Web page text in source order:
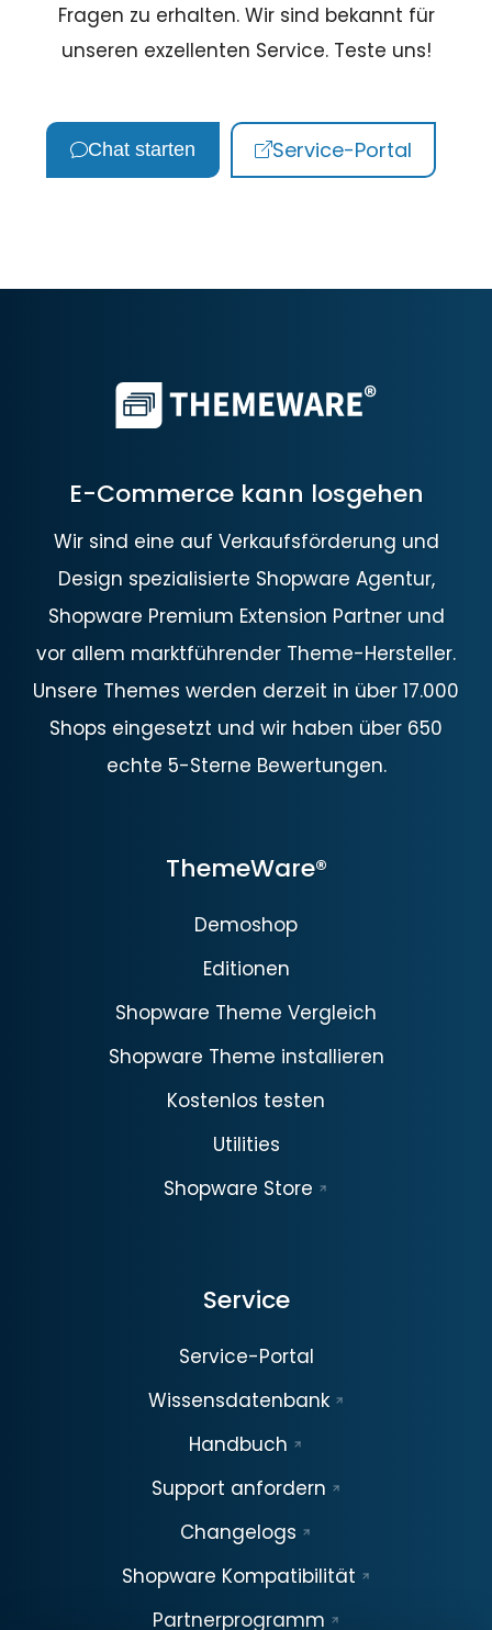
Fragen zu erhalten. Wir sind bekannt für
unseren exzellenten Service. Teste uns!
Chat starten Service-Portal
E-Commerce kann losgehen
Wir sind eine auf Verkaufsförderung und
Design spezialisierte Shopware Agentur,
Shopware Premium Extension Partner und
vor allem marktführender Theme-Hersteller.
Unsere Themes werden derzeit in über 17.000
Shops eingesetzt und wir haben über 650
echte 5-Sterne Bewertungen.
ThemeWare®
Demoshop
Editionen
Shopware Theme Vergleich
Shopware Theme installieren
Kostenlos testen
Utilities
Shopware Store
Service
Service-Portal
Wissensdatenbank
Handbuch
Support anfordern
Changelogs
Shopware Kompatibilität
Partnerprogramm